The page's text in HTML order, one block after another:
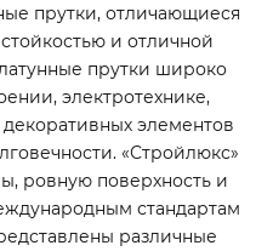
прутки, отличающиеся
и отличной
прутки широко
электротехнике,
элементов
«Стройлюкс»
ровную поверхность и
стандартам
различные